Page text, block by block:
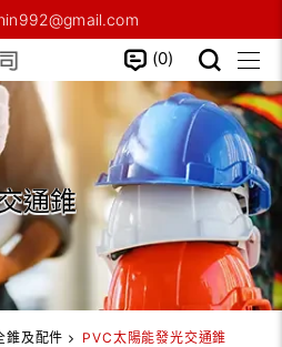
0
通錐
錐及配件 PVC太陽能發光交通錐